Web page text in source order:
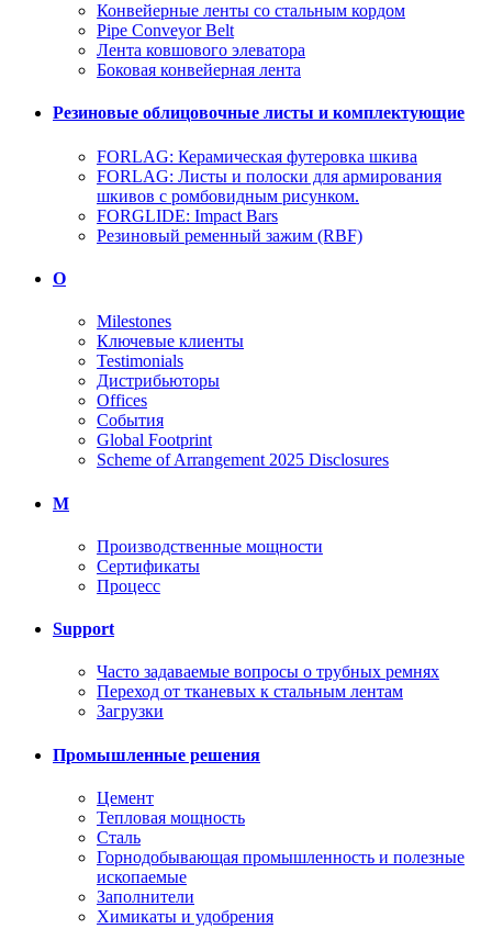
Конвейерные ленты со стальным кордом
Pipe Conveyor Belt
Лента ковшового элеватора
Боковая конвейерная лента
Резиновые облицовочные листы и комплектующие
FORLAG: Керамическая футеровка шкива
FORLAG: Листы и полоски для армирования
шкивов с ромбовидным рисунком.
FORGLIDE: Impact Bars
Резиновый ременный зажим (RBF)
О
Milestones
Ключевые клиенты
Testimonials
Дистрибьюторы
Offices
События
Global Footprint
Scheme of Arrangement 2025 Disclosures
M
Производственные мощности
Сертификаты
Процесс
Support
Часто задаваемые вопросы о трубных ремнях
Переход от тканевых к стальным лентам
Загрузки
Промышленные решения
Цемент
Тепловая мощность
Сталь
Горнодобывающая промышленность и полезные
ископаемые
Заполнители
Химикаты и удобрения